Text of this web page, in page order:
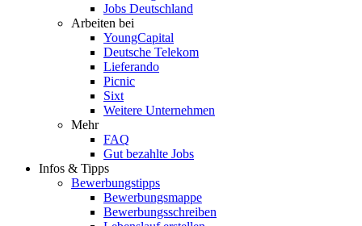
Jobs Deutschland
Arbeiten bei
YoungCapital
Deutsche Telekom
Lieferando
Picnic
Sixt
Weitere Unternehmen
Mehr
FAQ
Gut bezahlte Jobs
Infos & Tipps
Bewerbungstipps
Bewerbungsmappe
Bewerbungsschreiben